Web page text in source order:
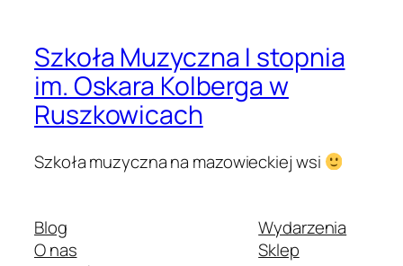
Szkoła Muzyczna I stopnia
im. Oskara Kolberga w
Ruszkowicach
Szkoła muzyczna na mazowieckiej wsi
Blog
O nas
Wydarzenia
Sklep